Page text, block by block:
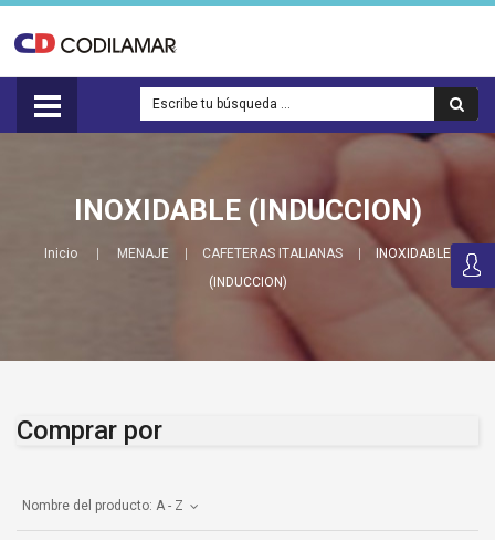
INOXIDABLE (INDUCCION)
Inicio MENAJE CAFETERAS ITALIANAS
INOXIDABLE
(INDUCCION)
Comprar por
Nombre del producto: A - Z